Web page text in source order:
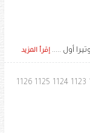
إقرأ المزيد
1123
1124
1125
1126